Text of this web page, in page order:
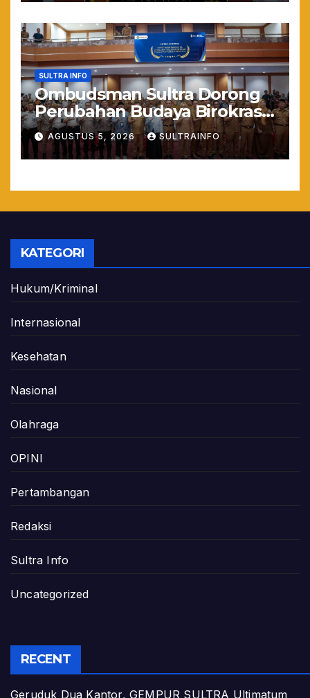
SULTRA INFO
Ombudsman Sultra Dorong
Perubahan Budaya Birokrasi
Lewat Penilaian
Maladministrasi 2026
AGUSTUS 5, 2026 SULTRAINFO
KATEGORI
Hukum/Kriminal
Internasional
Kesehatan
Nasional
Olahraga
OPINI
Pertambangan
Redaksi
Sultra Info
Uncategorized
RECENT
Geruduk Dua Kantor, GEMPUR SULTRA Ultimatum